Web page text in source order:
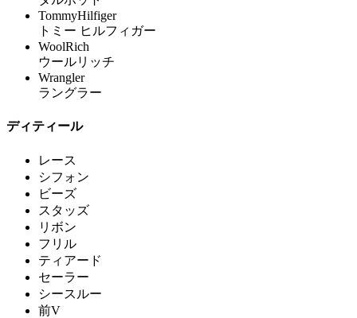
TommyHilfiger
トミー ヒルフィガー
WoolRich
ウールリッチ
Wrangler
ラングラー
ディティール
レース
シフォン
ビーズ
スタッズ
リボン
フリル
ティアード
セーラー
シースルー
前V